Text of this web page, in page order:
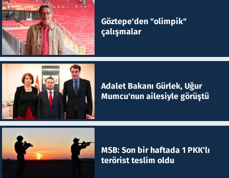
Göztepe'den "olimpik"
çalışmalar
Adalet Bakanı Gürlek, Uğur
Mumcu'nun ailesiyle görüştü
MSB: Son bir haftada 1 PKK'lı
terörist teslim oldu